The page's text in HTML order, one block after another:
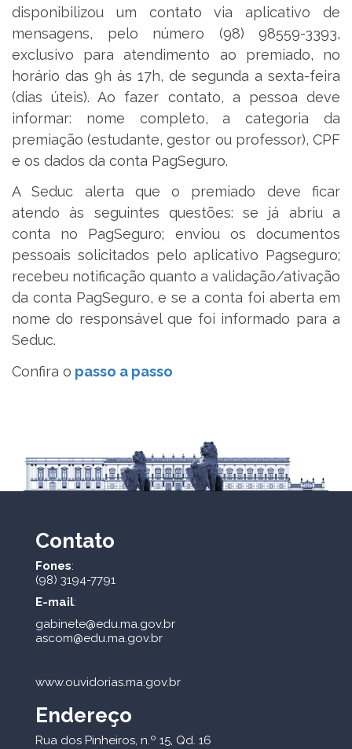
disponibilizou um contato via aplicativo de
mensagens, pelo número (98) 98559-3393,
exclusivo para atendimento ao premiado, no
horário das 9h às 17h, de segunda a sexta-feira
(dias úteis). Ao fazer contato, a pessoa deve
informar: nome completo, a categoria da
premiação (estudante, gestor ou professor), CPF
e os dados da conta PagSeguro.
A Seduc alerta que o premiado deve ficar
atendo às seguintes questões: se já abriu a
conta no PagSeguro; enviou os documentos
pessoais solicitados pelo aplicativo Pagseguro;
recebeu notificação quanto a validação/ativação
da conta PagSeguro, e se a conta foi aberta em
nome do responsável que foi informado para a
Seduc.
Confira o passo a passo
Contato
Fones:
(98) 3194-7791
E-mail:
gabinete@edu.ma.gov.br
ascom@edu.ma.gov.br
www.ouvidorias.ma.gov.br
Endereço
Rua dos Pinheiros, n.º 15, Qd. 16